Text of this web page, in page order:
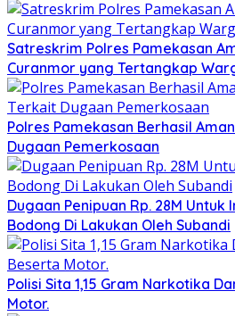
Satreskrim Polres Pamekasan
Curanmor yang Tertangkap
Polres Pamekasan Berhasil
Dugaan Pemerkosaan
Dugaan Penipuan Rp. 28M Untuk
Bodong Di Lakukan Oleh Subandi
Polisi Sita 1,15 Gram Narkotika
Motor.